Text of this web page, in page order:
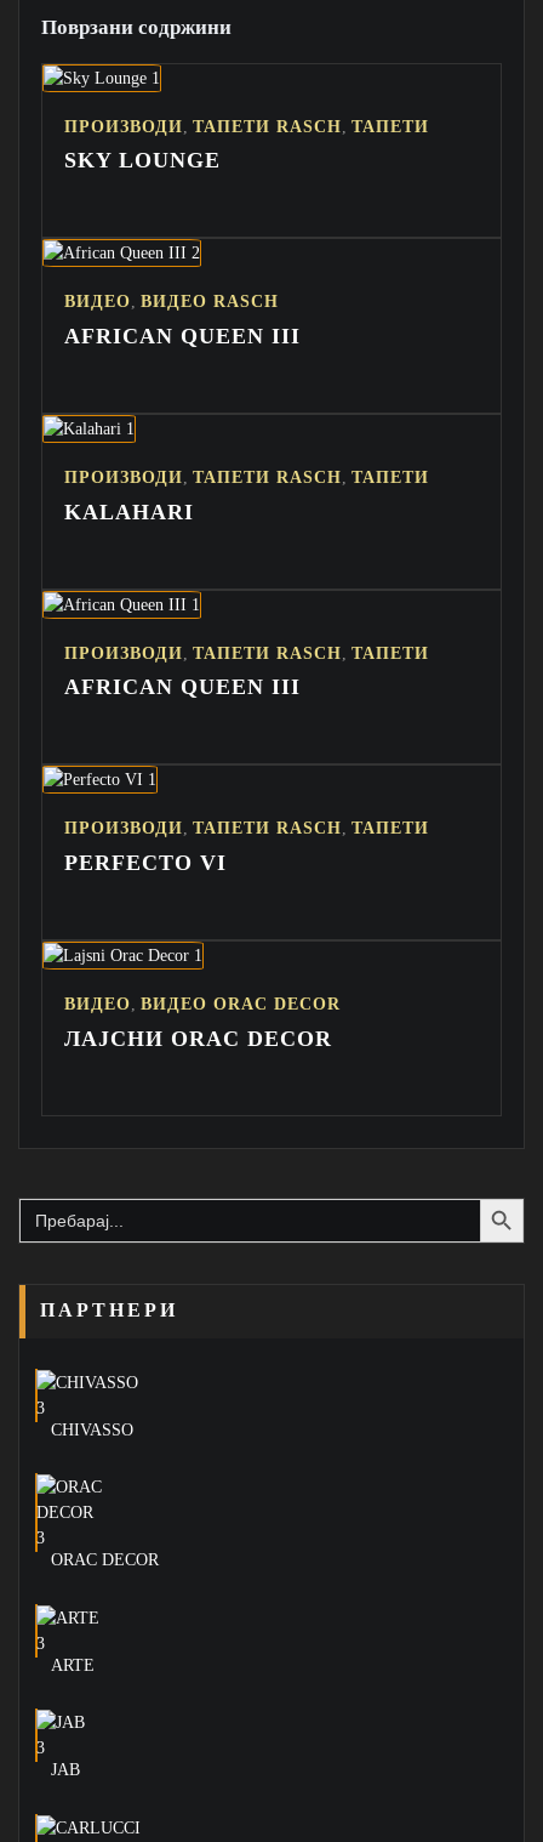
Поврзани содржини
ПРОИЗВОДИ ТАПЕТИ RASCH ТАПЕТИ
SKY LOUNGE
ВИДЕО, ВИДЕО RASCH
AFRICAN QUEEN III
ПРОИЗВОДИ ТАПЕТИ RASCH ТАПЕТИ
KALAHARI
ПРОИЗВОДИ ТАПЕТИ RASCH ТАПЕТИ
AFRICAN QUEEN III
ПРОИЗВОДИ, ТАПЕТИ RASCH, ТАПЕТИ
PERFECTO VI
ВИДЕО ВИДЕО ORAC DECOR
ЛАЈСНИ ORAC DECOR
Search
for:
Search Button
ПАРТНЕРИ
CHIVASSO
ORAC DECOR
ARTE
JAB